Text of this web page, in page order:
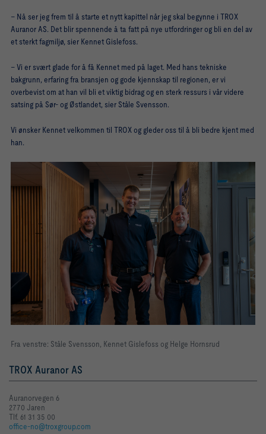
– Nå ser jeg frem til å starte et nytt kapittel når jeg skal begynne i TROX
Auranor AS. Det blir spennende å ta fatt på nye utfordringer og bli en del av
et sterkt fagmiljø, sier Kennet Gislefoss.
– Vi er svært glade for å få Kennet med på laget. Med hans tekniske
bakgrunn, erfaring fra bransjen og gode kjennskap til regionen, er vi
overbevist om at han vil bli et viktig bidrag og en sterk ressurs i vår videre
satsing på Sør- og Østlandet, sier Ståle Svensson.
Vi ønsker Kennet velkommen til TROX og gleder oss til å bli bedre kjent med
han.
Fra venstre: Ståle Svensson, Kennet Gislefoss og Helge Hornsrud
TROX Auranor AS
Auranorvegen 6
2770 Jaren
Tlf. 61 31 35 00
office-no@troxgroup.com